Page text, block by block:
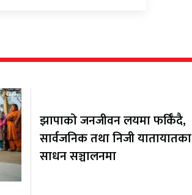
झापाको जनजीवन लयमा फर्किँदै,
सार्वजनिक तथा निजी यातायातका
साधन सञ्चालनमा